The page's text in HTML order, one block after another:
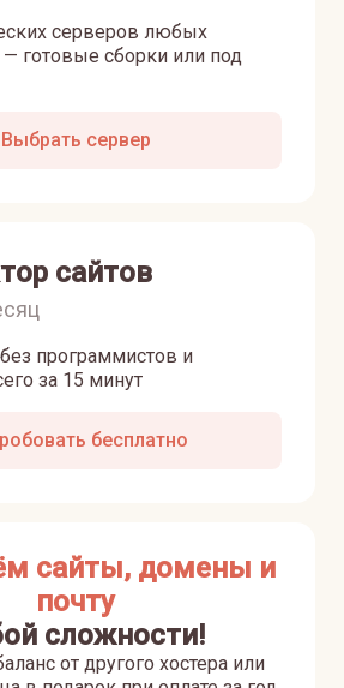
серверов любых
готовые сборки или под
Выбрать сервер
сайтов
программистов и
за 15 минут
бесплатно
сайты, домены и
почту
сложности!
от другого хостера или